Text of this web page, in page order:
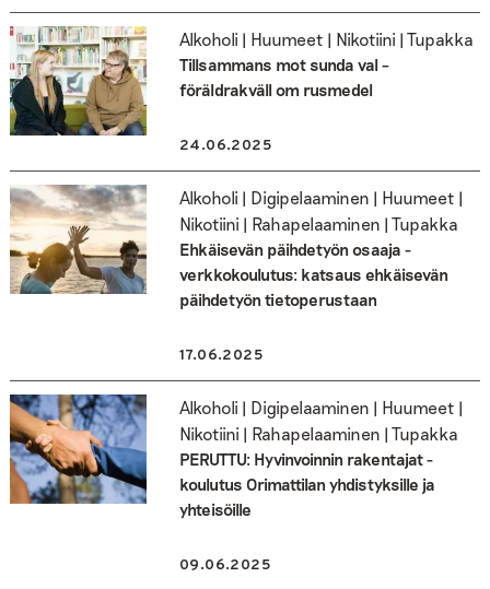
Alkoholi | Huumeet | Nikotiini | Tupakka
Tillsammans mot sunda val –
föräldrakväll om rusmedel
24.06.2025
Alkoholi | Digipelaaminen | Huumeet |
Nikotiini | Rahapelaaminen | Tupakka
Ehkäisevän päihdetyön osaaja -
verkkokoulutus: katsaus ehkäisevän
päihdetyön tietoperustaan
17.06.2025
Alkoholi | Digipelaaminen | Huumeet |
Nikotiini | Rahapelaaminen | Tupakka
PERUTTU: Hyvinvoinnin rakentajat -
koulutus Orimattilan yhdistyksille ja
yhteisöille
09.06.2025